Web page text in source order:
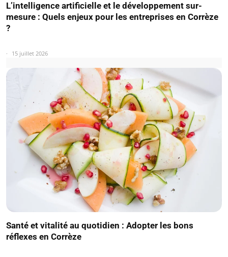
L’intelligence artificielle et le développement sur-
mesure : Quels enjeux pour les entreprises en Corrèze
?
15 juillet 2026
Santé et vitalité au quotidien : Adopter les bons
réflexes en Corrèze